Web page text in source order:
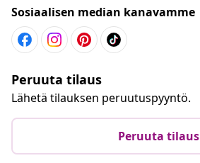
Sosiaalisen median kanavamme
Peruuta tilaus
Lähetä tilauksen peruutuspyyntö.
Peruuta tilaus